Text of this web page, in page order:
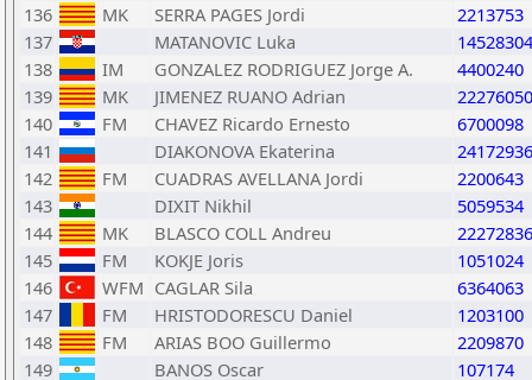
136
MK SERRA PAGES Jordi
2213753
137
MATANOVIC Luka
14528304
138
IM GONZALEZ RODRIGUEZ Jorge A.
4400240
139
MK JIMENEZ RUANO Adrian
22276050
140
FM CHAVEZ Ricardo Ernesto
6700098
141
DIAKONOVA Ekaterina
24172936
142
FM CUADRAS AVELLANA Jordi
2200643
143
DIXIT Nikhil
5059534
144
MK BLASCO COLL Andreu
22272836
145
FM KOKJE Joris
1051024
146
WFM CAGLAR Sila
6364063
147
FM HRISTODORESCU Daniel
1203100
148
FM ARIAS BOO Guillermo
2209870
149
BANOS Oscar
107174